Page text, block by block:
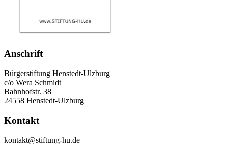
Anschrift
Bürgerstiftung Henstedt-Ulzburg
c/o Wera Schmidt
Bahnhofstr. 38
24558 Henstedt-Ulzburg
Kontakt
kontakt@stiftung-hu.de